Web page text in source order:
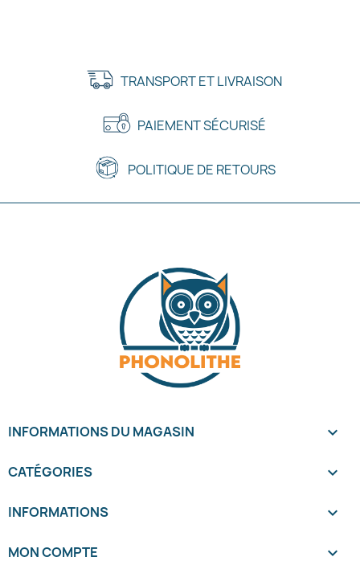
TRANSPORT ET LIVRAISON
PAIEMENT SÉCURISÉ
POLITIQUE DE RETOURS
INFORMATIONS DU MAGASIN keyboard_arrow_down
CATÉGORIES 
INFORMATIONS 
MON COMPTE 